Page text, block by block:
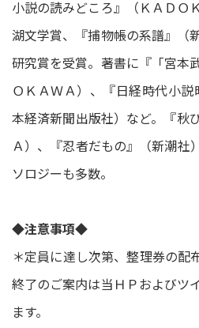
小説の読みどころ』（ＫＡＤＯ
湖文学賞、『捕物帳の系譜』（
研究賞を受賞。著書に『「宮本
ＯＫＡＷＡ）、『日経時代小
本経済新聞出版社）など。『秋
Ａ）、『忍者だもの』（新潮社
ソロジーも多数。
◆注意事項◆
＊定員に達し次第、整理券の配
終了のご案内は当ＨＰおよびツ
ます。